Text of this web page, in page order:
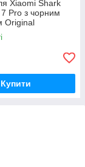
Xiaomi Shark
Pro з чорним
Original
Купити